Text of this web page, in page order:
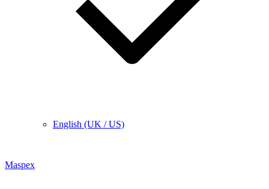
English (UK / US)
Maspex